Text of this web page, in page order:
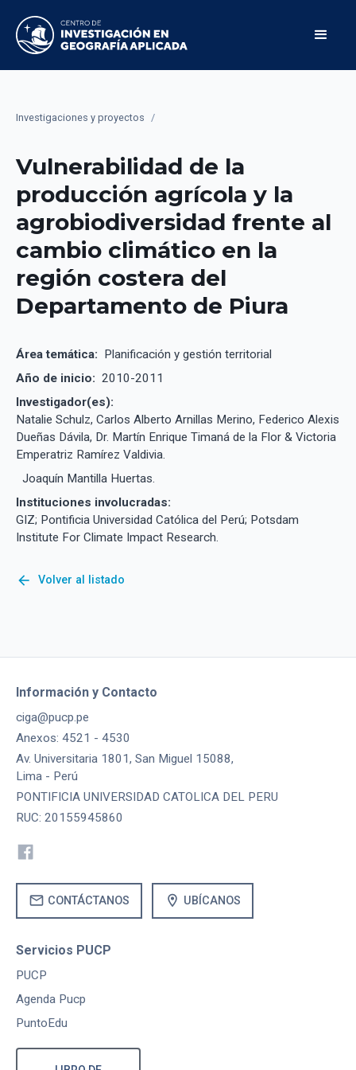
Investigaciones y proyectos /
Vulnerabilidad de la
producción agrícola y la
agrobiodiversidad frente al
cambio climático en la
región costera del
Departamento de Piura
Área temática: Planificación y gestión territorial
Año de inicio: 2010-2011
Investigador(es):
Natalie Schulz, Carlos Alberto Arnillas Merino, Federico Alexis
Dueñas Dávila, Dr. Martín Enrique Timaná de la Flor & Victoria
Emperatriz Ramírez Valdivia.
Joaquín Mantilla Huertas.
Instituciones involucradas:
GIZ; Pontificia Universidad Católica del Perú; Potsdam
Institute For Climate Impact Research.
arrow_back Volver al listado
Información y Contacto
ciga@pucp.pe
Anexos: 4521 - 4530
Av. Universitaria 1801, San Miguel 15088,
Lima - Perú
PONTIFICIA UNIVERSIDAD CATOLICA DEL PERU
RUC: 20155945860
mail CONTÁCTANOS location_on UBÍCANOS
Servicios PUCP
PUCP
Agenda Pucp
PuntoEdu